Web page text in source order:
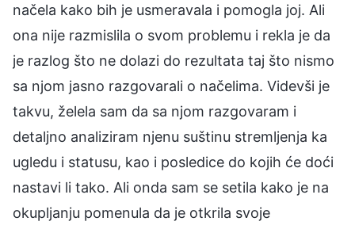
načela kako bih je usmeravala i pomogla joj. Ali
ona nije razmislila o svom problemu i rekla je da
je razlog što ne dolazi do rezultata taj što nismo
sa njom jasno razgovarali o načelima. Videvši je
takvu, želela sam da sa njom razgovaram i
detaljno analiziram njenu suštinu stremljenja ka
ugledu i statusu, kao i posledice do kojih će doći
nastavi li tako. Ali onda sam se setila kako je na
okupljanju pomenula da je otkrila svoje